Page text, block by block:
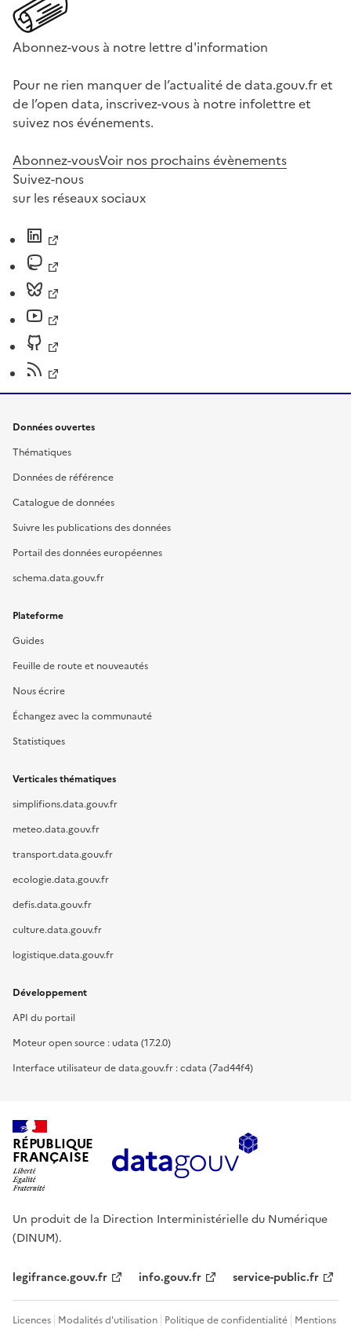
Abonnez-vous à notre lettre d'information
Pour ne rien manquer de l’actualité de data.gouv.fr et
de l’open data, inscrivez-vous à notre infolettre et
suivez nos événements.
Abonnez-vousVoir nos prochains évènements
Suivez-nous
sur les réseaux sociaux
Données ouvertes
Thématiques
Données de référence
Catalogue de données
Suivre les publications des données
Portail des données européennes
schema.data.gouv.fr
Plateforme
Guides
Feuille de route et nouveautés
Nous écrire
Échangez avec la communauté
Statistiques
Verticales thématiques
simplifions.data.gouv.fr
meteo.data.gouv.fr
transport.data.gouv.fr
ecologie.data.gouv.fr
defis.data.gouv.fr
culture.data.gouv.fr
logistique.data.gouv.fr
Développement
API du portail
Moteur open source : udata (17.2.0)
Interface utilisateur de data.gouv.fr : cdata (7ad44f4)
RÉPUBLIQUE
FRANÇAISE
Un produit de la Direction Interministérielle du Numérique
(DINUM).
legifrance.gouv.fr info.gouv.fr service-public.fr
Licences Modalités d'utilisation Politique de confidentialité Mentions